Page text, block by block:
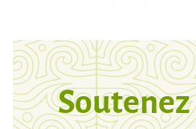
Soutenez